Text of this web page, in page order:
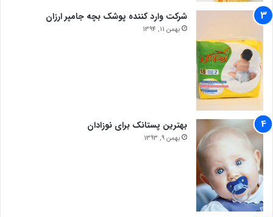
شرکت وارد کننده پوشک بچه جامپر ارزان
بهمن 11, 1394
بهترین پستانک برای نوزادان
بهمن 9, 1393